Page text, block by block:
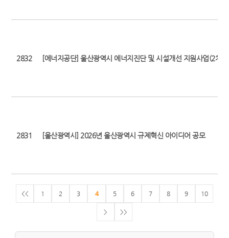
2832 [에너지공단] 울산광역시 에너지진단 및 시설개선 지원사업(2차)
2831 [울산광역시] 2026년 울산광역시 규제혁신 아이디어 공모
<< 1 2 3 4 5 6 7 8 9 10
> >>